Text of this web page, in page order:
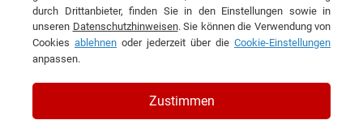
durch Drittanbieter, finden Sie in den Einstellungen sowie in
unseren Datenschutzhinweisen. Sie können die Verwendung von
Cookies ablehnen oder jederzeit über die Cookie-Einstellungen
anpassen.
Zustimmen